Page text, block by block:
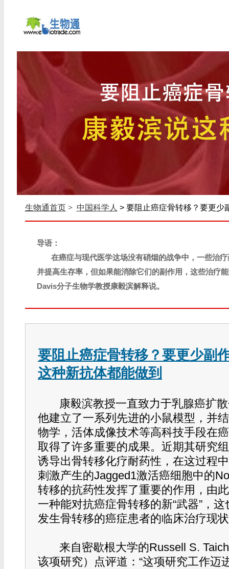
生物通首页 > 中国科学人 > 要阻止癌症骨转移？要更少
导语：
在癌症与现代医学这场没有硝烟的战争中，一些治
并提高生存率，但如果能消除它们的副作用，这些治疗
Davis分子生物学教授康毅滨解释说。
要阻止癌症骨转移？要更少副
这种新抗体都能做到
康毅滨教授一直致力于乳腺癌扩
他建立了一系列先进的小鼠模型，并
物学，活体成像技术等高科技手段在
取得了许多重要的成果。近期其研究
诱导出骨转移化疗耐药性，在这过程
刺激产生的Jagged1激活癌细胞中的
转移的抗药性发挥了重要的作用，由
一种能对抗癌症骨转移的新“武器”，
发生骨转移的癌症患者的临床治疗现
来自密歇根大学的Russell S.
该项研究）点评道：“这项研究工作迈